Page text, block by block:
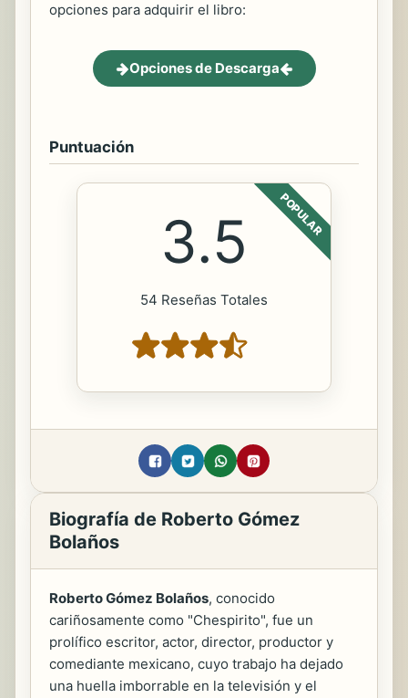
opciones para adquirir el libro:
Opciones de Descarga
Puntuación
POPULAR
3.5
54 Reseñas Totales
Biografía de Roberto Gómez
Bolaños
Roberto Gómez Bolaños, conocido
cariñosamente como "Chespirito", fue un
prolífico escritor, actor, director, productor y
comediante mexicano, cuyo trabajo ha dejado
una huella imborrable en la televisión y el